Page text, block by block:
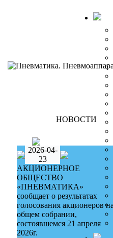
НОВОСТИ
2026-04-
23
АКЦИОНЕРНОЕ
ОБЩЕСТВО
«ПНЕВМАТИКА»
сообщает о результатах
голосования акционеров
общем собрании,
состоявшемся 21 апреля
2026г.